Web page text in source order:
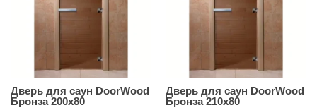
Дверь для саун DoorWood
Бронза 200х80
Дверь для саун DoorWood
Бронза 210х80